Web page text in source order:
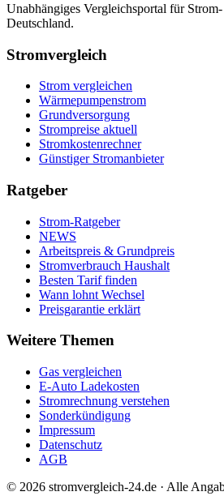
Unabhängiges Vergleichsportal für
Deutschland.
Stromvergleich
Strom vergleichen
Wärmepumpenstrom
Grundversorgung
Strompreise aktuell
Stromkostenrechner
Günstiger Stromanbieter
Ratgeber
Strom-Ratgeber
NEWS
Arbeitspreis & Grundpreis
Stromverbrauch Haushalt
Besten Tarif finden
Wann lohnt Wechsel
Preisgarantie erklärt
Weitere Themen
Gas vergleichen
E-Auto Ladekosten
Stromrechnung verstehen
Sonderkündigung
Impressum
Datenschutz
AGB
© 2026 stromvergleich-24.de · Alle